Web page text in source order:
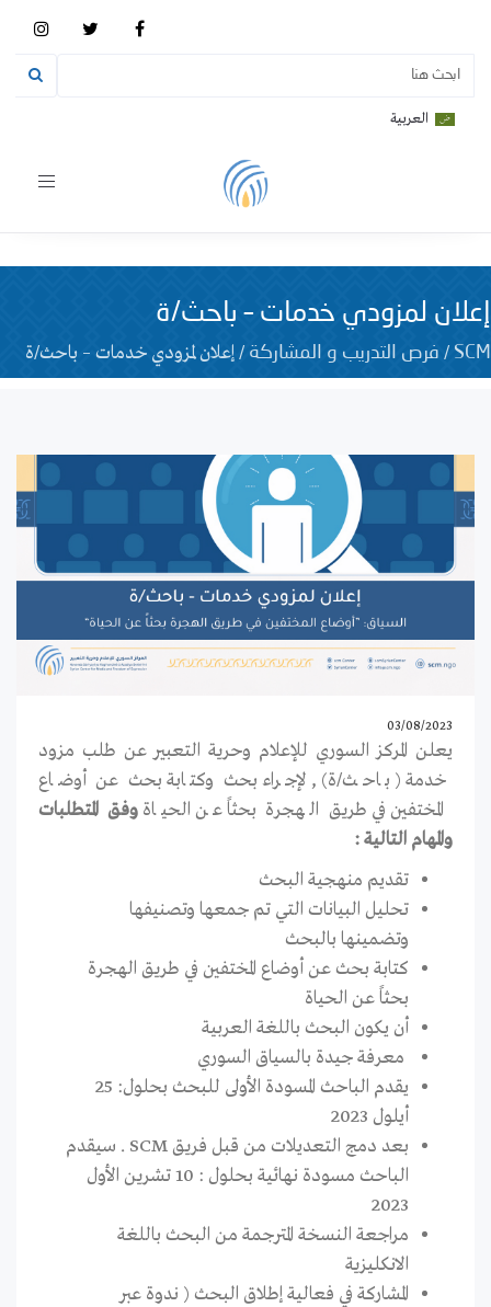
العربية
Toggle
إعلان لمزودي خدمات – باحث/ة
SCM
/ فرص التدريب و المشاركة /إعلان لمزودي خدمات – باحث/ة
03/08/2023
يعلن المركز السوري للإعلام وحرية التعبير عن طلب مزود
خدمة ( باحث/ة) , لإجراء بحث وكتابة بحث عن أوضاع
المختفين في طريق الهجرة بحثاً عن الحياة وفق المتطلبات
والمهام التالية :
تقديم منهجية البحث
تحليل البيانات التي تم جمعها وتصنيفها
وتضمينها بالبحث
كتابة بحث عن أوضاع المختفين في طريق الهجرة
بحثاً عن الحياة
أن يكون البحث باللغة العربية
معرفة جيدة بالسياق السوري
يقدم الباحث المسودة الأولى للبحث بحلول: 25
أيلول 2023
بعد دمج التعديلات من قبل فريق SCM . سيقدم
الباحث مسودة نهائية بحلول : 10 تشرين الأول
2023
مراجعة النسخة المترجمة من البحث باللغة
الانكليزية
المشاركة في فعالية إطلاق البحث ( ندوة عبر